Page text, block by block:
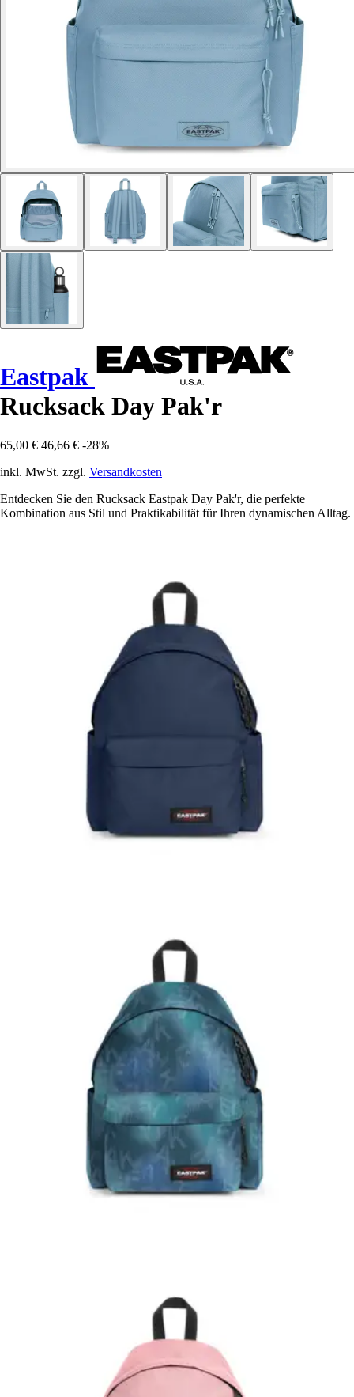
Eastpak
Rucksack Day Pak'r
65,00 € 46,66 € -28%
inkl. MwSt. zzgl. Versandkosten
Entdecken Sie den Rucksack Eastpak Day Pak'r, die perfekte
Kombination aus Stil und Praktikabilität für Ihren dynamischen Alltag.